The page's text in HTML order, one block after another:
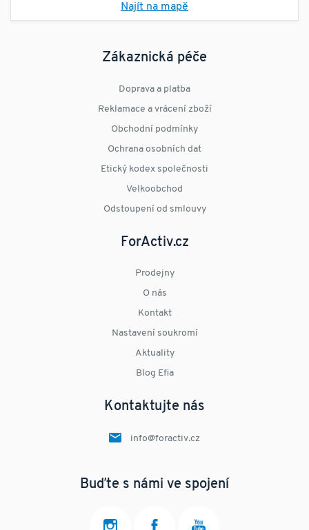
Najít na mapě
Zákaznická péče
Doprava a platba
Reklamace a vrácení zboží
Obchodní podmínky
Ochrana osobních dat
Etický kodex společnosti
Velkoobchod
Odstoupení od smlouvy
ForActiv.cz
Prodejny
O nás
Kontakt
Nastavení soukromí
Aktuality
Blog Efia
Kontaktujte nás
info@foractiv.cz
Buďte s námi ve spojení